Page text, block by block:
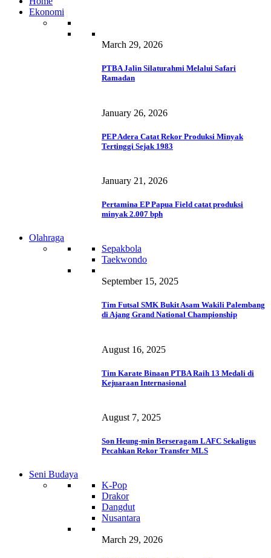
Ekonomi
March 29, 2026
PTBA Jalin Silaturahmi Melalui Safari
Ramadan
January 26, 2026
PEP Adera Catat Rekor Produksi Minyak
Tertinggi Sejak 1983
January 21, 2026
Pertamina EP Papua Field catat produksi
minyak 2.007 bph
Olahraga
Sepakbola
Taekwondo
September 15, 2025
Tim Futsal SMK Bukit Asam Wakili Palembang
di Ajang Grand National Championship
August 16, 2025
Tim Karate Binaan PTBA Raih 13 Medali di
Kejuaraan Internasional
August 7, 2025
Son Heung-min Berseragam LAFC Sekaligus
Pecahkan Rekor Transfer MLS
Seni Budaya
K-Pop
Drakor
Dangdut
Nusantara
March 29, 2026